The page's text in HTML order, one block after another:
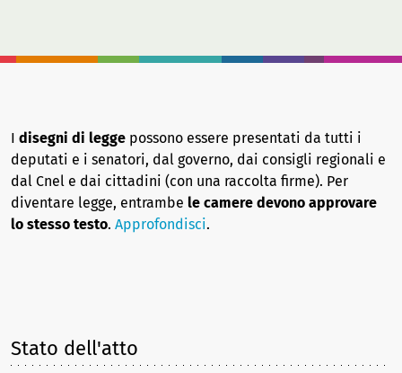
I disegni di legge possono essere presentati da tutti i
deputati e i senatori, dal governo, dai consigli regionali e
dal Cnel e dai cittadini (con una raccolta firme). Per
diventare legge, entrambe le camere devono approvare
lo stesso testo. Approfondisci.
Stato dell'atto